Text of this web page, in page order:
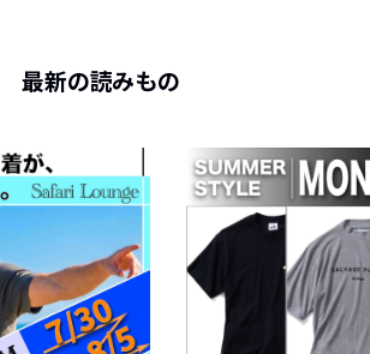
最新の読みもの